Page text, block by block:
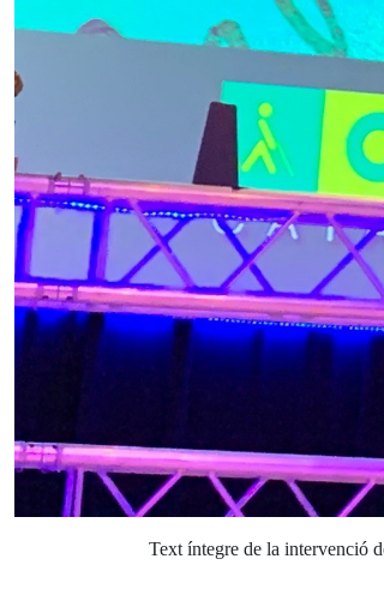
Text íntegre de la intervenció